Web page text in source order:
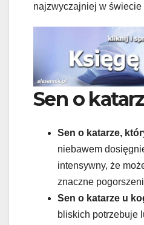
najzwyczajniej w świecie
Sen o
Sen o katarze,
niebawem
intensywny, że
znaczne
Sen o katarze u
bliskich potrzebuje